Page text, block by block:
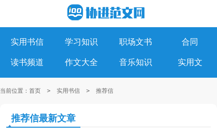
实用书信 学习知识 职场文书 合同
读书频道 作文大全 音乐知识 实用文
当前位置： 首页 > 实用书信 > 推荐信
推荐信最新文章